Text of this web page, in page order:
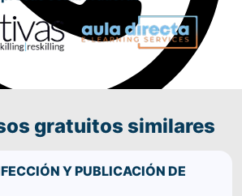
gratuitos similares
Y PUBLICACIÓN DE